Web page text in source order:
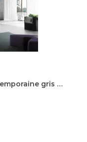
Table console extensible contemporaine gris béton Montoya